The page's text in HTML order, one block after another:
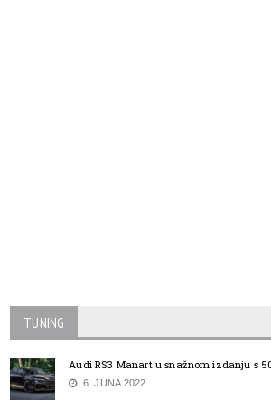
TUNING
Audi RS3 Manart u snažnom izdanju s
6. JUNA 2022.